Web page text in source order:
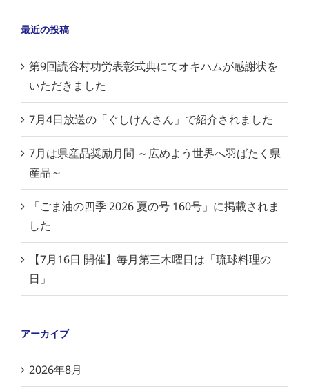
最近の投稿
第9回読谷村功労表彰式典にてオキハムが感謝状を
いただきました
7月4日放送の「ぐしけんさん」で紹介されました
7月は県産品奨励月間 ～広めよう世界へ羽ばたく県
産品～
「ごま油の四季 2026 夏の号 160号」に掲載されま
した
【7月16日 開催】毎月第三木曜日は「琉球料理の
日」
アーカイブ
2026年8月